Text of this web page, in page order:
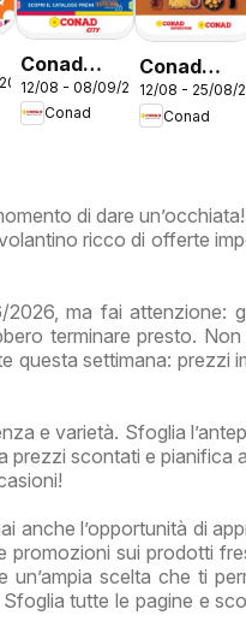
Conad
volantino
City Mi
12/08 - 08/09/2026
Conad
Conad
volantino
Benesplora
12/08 - 25/08/
Conad
di dare
ricco di offerte
ma fai attenzione:
terminare presto. Non
questa settimana: prezzi
e varietà. Sfoglia
scontati e pianifica
anche l’opportunità di
promozioni sui prodotti
scelta che ti
tutte le pagine e